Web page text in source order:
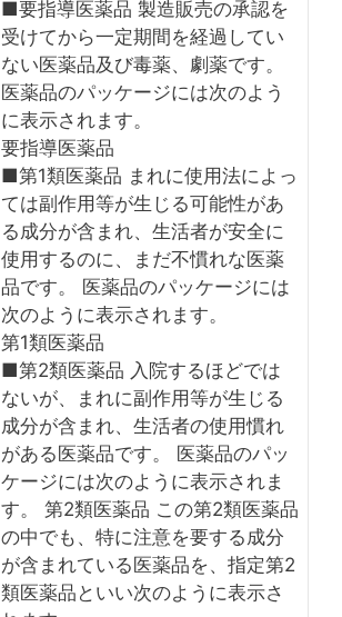
■要指導医薬品 製造販売の承認を
受けてから一定期間を経過してい
ない医薬品及び毒薬、劇薬です。
医薬品のパッケージには次のよう
に表示されます。
要指導医薬品
■第1類医薬品 まれに使用法によっ
ては副作用等が生じる可能性があ
る成分が含まれ、生活者が安全に
使用するのに、まだ不慣れな医薬
品です。 医薬品のパッケージには
次のように表示されます。
第1類医薬品
■第2類医薬品 入院するほどでは
ないが、まれに副作用等が生じる
成分が含まれ、生活者の使用慣れ
がある医薬品です。 医薬品のパッ
ケージには次のように表示されま
す。 第2類医薬品 この第2類医薬品
の中でも、特に注意を要する成分
が含まれている医薬品を、指定第2
類医薬品といい次のように表示さ